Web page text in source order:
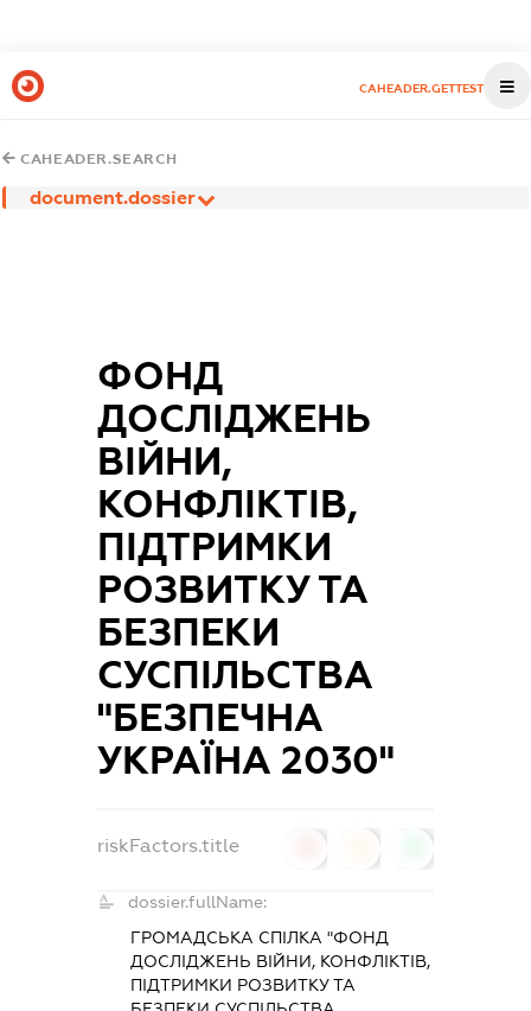
CAHEADER.GETTEST
CAHEADER.SEARCH
document.dossier
ФОНД
ДОСЛІДЖЕНЬ
ВІЙНИ,
КОНФЛІКТІВ,
ПІДТРИМКИ
РОЗВИТКУ ТА
БЕЗПЕКИ
СУСПІЛЬСТВА
"БЕЗПЕЧНА
УКРАЇНА 2030"
riskFactors.title
dossier.fullName:
ГРОМАДСЬКА СПІЛКА "ФОНД
ДОСЛІДЖЕНЬ ВІЙНИ, КОНФЛІКТІВ,
ПІДТРИМКИ РОЗВИТКУ ТА